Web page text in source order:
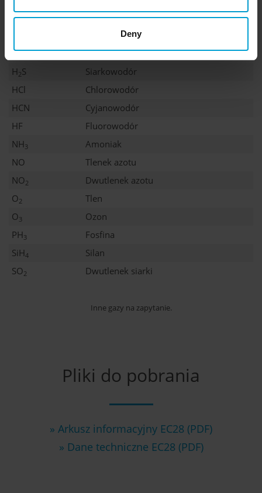
Deny
CO
Tlenek węgla
H
Wodór
H 2S
Siarkowodór
HCl
Chlorowodór
HCN
Cyjanowodór
HF
Fluorowodór
NH3
Amoniak
NO
Tlenek azotu
NO2
Dwutlenek azotu
O2
Tlen
O3
Ozon
PH3
Fosfina
SiH4
Silan
SO2 Dwutlenek siarki
Inne gazy na zapytanie.
Pliki do pobrania
» Arkusz informacyjny EC28 (PDF)
» Dane techniczne EC28 (PDF)